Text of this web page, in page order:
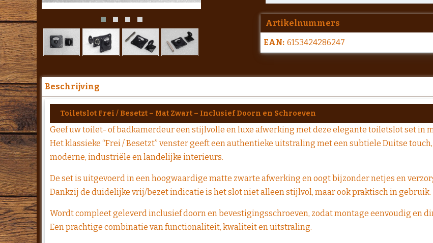
Artikelnummers
EAN: 6153424286247
Beschrijving
Toiletslot Frei / Besetzt – Mat Zwart – Inclusief Doorn en Schroeven
Geef uw toilet- of badkamerdeur een stijlvolle en luxe afwerking met deze elegante toiletslot set in
Het klassieke “Frei / Besetzt” venster geeft een authentieke uitstraling met een subtiele Duitse
moderne, industriële en landelijke interieurs.
De set is uitgevoerd in een hoogwaardige matte zwarte afwerking en oogt bijzonder netjes en
Dankzij de duidelijke vrij/bezet indicatie is het slot niet alleen stijlvol, maar ook praktisch in gebruik.
Wordt compleet geleverd inclusief doorn en bevestigingsschroeven, zodat montage eenvoudig en
Een prachtige combinatie van functionaliteit, kwaliteit en uitstraling.